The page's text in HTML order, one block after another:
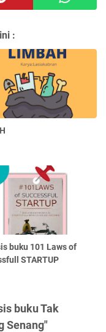
:
buku 101 Laws of
STARTUP
buku Tak
Senang"